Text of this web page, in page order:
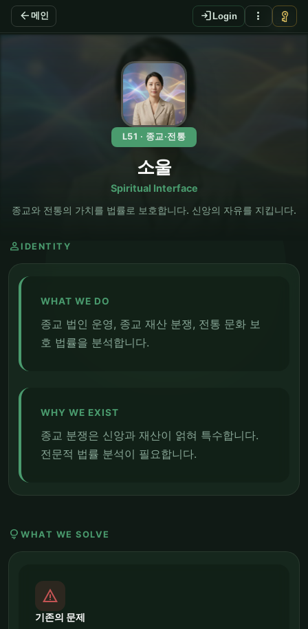
arrow_back 메인 login Login more_vert vpn_key
EN
L51 · 종교·전통
소울
Spiritual Interface
종교와 전통의 가치를 법률로 보호합니다. 신앙의 자유를 지킵니다.
person IDENTITY
WHAT WE DO
종교 법인 운영, 종교 재산 분쟁, 전통 문화 보
호 법률을 분석합니다.
WHY WE EXIST
종교 분쟁은 신앙과 재산이 얽혀 특수합니다.
전문적 법률 분석이 필요합니다.
lightbulb WHAT WE SOLVE
report_problem
기존의 문제